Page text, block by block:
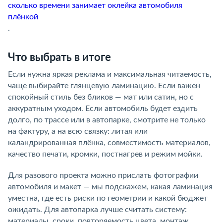
сколько времени занимает оклейка автомобиля
плёнкой
.
Что выбрать в итоге
Если нужна яркая реклама и максимальная читаемость,
чаще выбирайте глянцевую ламинацию. Если важен
спокойный стиль без бликов — мат или сатин, но с
аккуратным уходом. Если автомобиль будет ездить
долго, по трассе или в автопарке, смотрите не только
на фактуру, а на всю связку: литая или
каландрированная плёнка, совместимость материалов,
качество печати, кромки, постнагрев и режим мойки.
Для разового проекта можно прислать фотографии
автомобиля и макет — мы подскажем, какая ламинация
уместна, где есть риски по геометрии и какой бюджет
ожидать. Для автопарка лучше считать систему: